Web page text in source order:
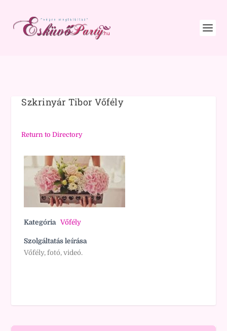
Szkrinyár Tibor Vőfély
Return to Directory
Kategória Vőfély
Szolgáltatás leírása
Vőfély, fotó, videó.